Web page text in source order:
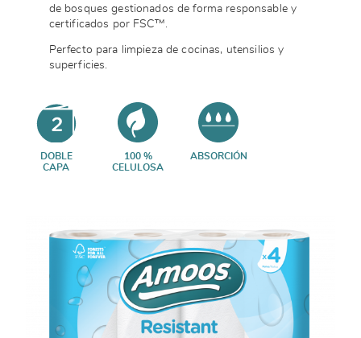
de bosques gestionados de forma responsable y
certificados por FSC™.
Perfecto para limpieza de cocinas, utensilios y
superficies.
DOBLE
CAPA
100 %
CELULOSA
ABSORCIÓN